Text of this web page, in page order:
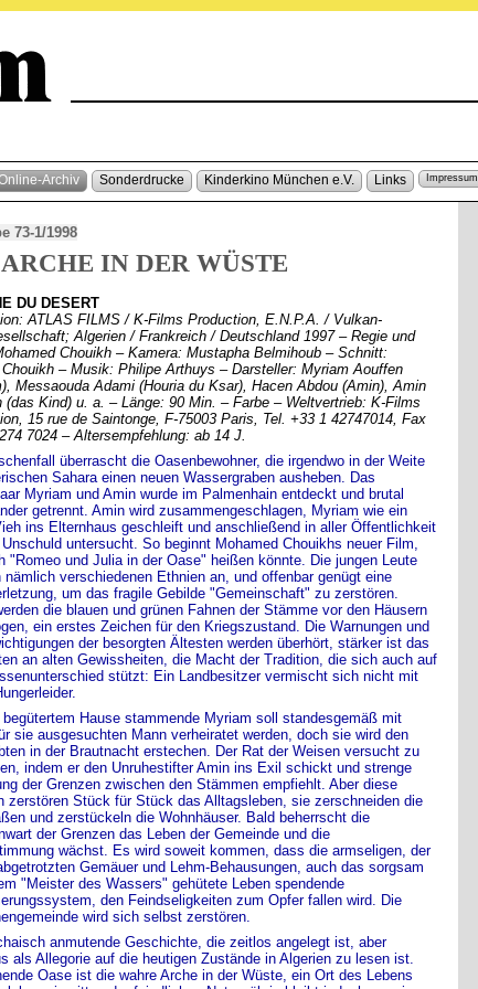
Archiv Sonderdrucke Kinderkino München e.V. Links Impressum
73-1/1998
IN DER WÜSTE
DU DESERT
ATLAS FILMS / K-Films Production, E.N.P.A. / Vulkan-
Algerien / Frankreich / Deutschland 1997 – Regie und
Chouikh – Kamera: Mustapha Belmihoub – Schnitt:
Chouikh – Musik: Philipe Arthuys – Darsteller: Myriam Aouffen
Messaouda Adami (Houria du Ksar), Hacen Abdou (Amin), Amin
(das Kind) u. a. – Länge: 90 Min. – Farbe – Weltvertrieb: K-Films
15 rue de Saintonge, F-75003 Paris, Tel. +33 1 42747014, Fax
7024 – Altersempfehlung: ab 14 J.
überrascht die Oasenbewohner, die irgendwo in der Weite
Sahara einen neuen Wassergraben ausheben. Das
Myriam und Amin wurde im Palmenhain entdeckt und brutal
getrennt. Amin wird zusammengeschlagen, Myriam wie ein
ins Elternhaus geschleift und anschließend in aller Öffentlichkeit
untersucht. So beginnt Mohamed Chouikhs neuer Film,
"Romeo und Julia in der Oase" heißen könnte. Die jungen Leute
nämlich verschiedenen Ethnien an, und offenbar genügt eine
um das fragile Gebilde "Gemeinschaft" zu zerstören.
die blauen und grünen Fahnen der Stämme vor den Häusern
ein erstes Zeichen für den Kriegszustand. Die Warnungen und
der besorgten Ältesten werden überhört, stärker ist das
an alten Gewissheiten, die Macht der Tradition, die sich auch auf
stützt: Ein Landbesitzer vermischt sich nicht mit
begütertem Hause stammende Myriam soll standesgemäß mit
sie ausgesuchten Mann verheiratet werden, doch sie wird den
in der Brautnacht erstechen. Der Rat der Weisen versucht zu
indem er den Unruhestifter Amin ins Exil schickt und strenge
der Grenzen zwischen den Stämmen empfiehlt. Aber diese
zerstören Stück für Stück das Alltagsleben, sie zerschneiden die
und zerstückeln die Wohnhäuser. Bald beherrscht die
der Grenzen das Leben der Gemeinde und die
wächst. Es wird soweit kommen, dass die armseligen, der
Gemäuer und Lehm-Behausungen, auch das sorgsam
"Meister des Wassers" gehütete Leben spendende
den Feindseligkeiten zum Opfer fallen wird. Die
wird sich selbst zerstören.
anmutende Geschichte, die zeitlos angelegt ist, aber
als Allegorie auf die heutigen Zustände in Algerien zu lesen ist.
Oase ist die wahre Arche in der Wüste, ein Ort des Lebens